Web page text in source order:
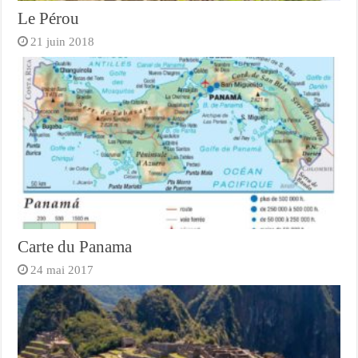
Le Pérou
21 juin 2018
Carte du Panama
24 mai 2017